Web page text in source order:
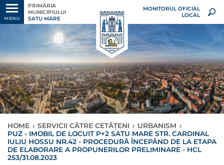
MENU
PRIMĂRIA
MUNICIPIULUI
SATU MARE
MONITORUL OFICIAL
LOCAL
HOME › SERVICII CĂTRE CETĂȚENI › URBANISM ›
PUZ - IMOBIL DE LOCUIT P+2 SATU MARE STR. CARDINAL
IULIU HOSSU NR.42 - PROCEDURĂ ÎNCEPÂND DE LA ETAPA
DE ELABORARE A PROPUNERILOR PRELIMINARE - HCL
253/31.08.2023